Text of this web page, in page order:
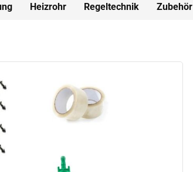
Heizrohr Regeltechnik Zubehör